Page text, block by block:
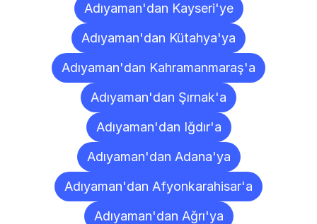
Adıyaman'dan Kayseri'ye
Adıyaman'dan Kütahya'ya
Adıyaman'dan Kahramanmaraş'a
Adıyaman'dan Şırnak'a
Adıyaman'dan Iğdır'a
Adıyaman'dan Adana'ya
Adıyaman'dan Afyonkarahisar'a
Adıyaman'dan Ağrı'ya